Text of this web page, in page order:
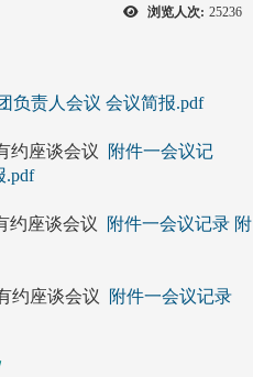
浏览人次: 25236
负责人会议 会议简报.pdf
约座谈会议
附件一会议记
.pdf
约座谈会议 附件一会议记录 附
约座谈会议
附件一会议记录